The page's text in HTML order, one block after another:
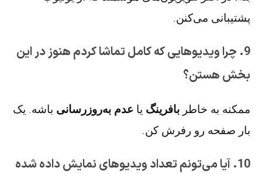
پشتیبانی می‌کنن.
9. چرا ویدیوهایی که کامل تماشا کردم هنوز در این
بخش هستن؟
ممکنه به خاطر بافرینگ یا عدم به‌روزرسانی باشه. یک
بار صفحه رو رفرش کن.
10. آیا می‌تونم تعداد ویدیوهای نمایش داده شده